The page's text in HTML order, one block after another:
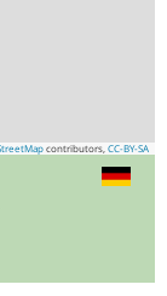
contributors, CC-BY-SA